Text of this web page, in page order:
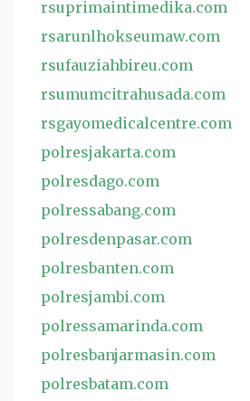
rsuprimaintimedika.com
rsarunlhokseumaw.com
rsufauziahbireu.com
rsumumcitrahusada.com
rsgayomedicalcentre.com
polresjakarta.com
polresdago.com
polressabang.com
polresdenpasar.com
polresbanten.com
polresjambi.com
polressamarinda.com
polresbanjarmasin.com
polresbatam.com